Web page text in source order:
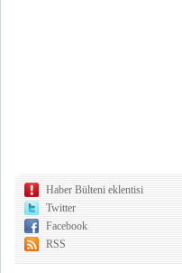
Haber Bülteni eklentisi
Twitter
Facebook
RSS